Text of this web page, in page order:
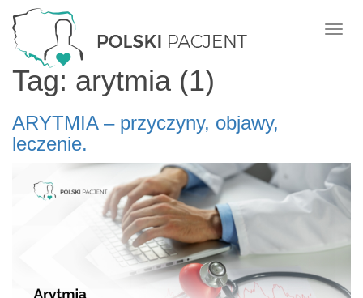
Tag: arytmia (1)
ARYTMIA – przyczyny, objawy,
leczenie.